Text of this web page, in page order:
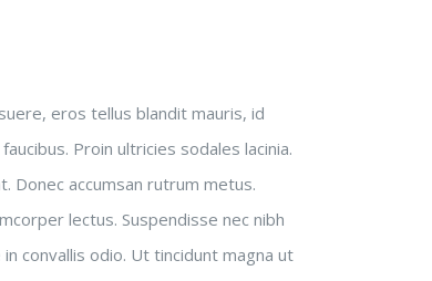
eros tellus blandit mauris, id
Proin ultricies sodales lacinia.
Donec accumsan rutrum metus.
lectus. Suspendisse nec nibh
convallis odio. Ut tincidunt magna ut